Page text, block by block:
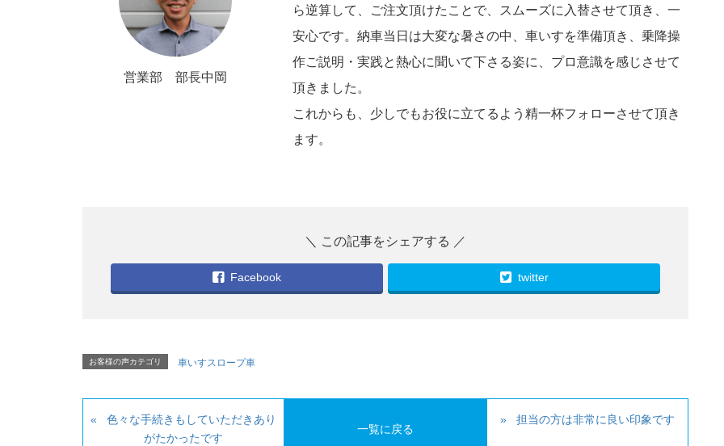
営業部 部長中岡
ら逆算して、ご注文頂けたことで、スムーズに入替させて頂き、一
安心です。納車当日は大変な暑さの中、車いすを準備頂き、乗降操
作ご説明・実践と熱心に聞いて下さる姿に、プロ意識を感じさせて
頂きました。
これからも、少しでもお役に立てるよう精一杯フォローさせて頂き
ます。
Facebook twitter
お客様の声カテゴリ 車いすスロープ車
色々な手続きもしていただきあり
がたかったです
一覧に戻る
担当の方は非常に良い印象です